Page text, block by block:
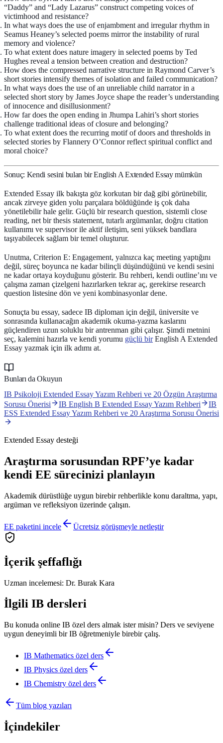
“Daddy” and “Lady Lazarus” construct competing voices of
victimhood and resistance?
In what ways does the use of enjambment and irregular rhythm in
Seamus Heaney’s selected poems mirror the instability of rural
memory and violence?
To what extent does nature imagery in selected poems by Ted
Hughes reveal a tension between creation and destruction?
How does the compressed narrative structure in Raymond Carver’s
short stories intensify themes of isolation and failed communication?
In what ways does the use of an unreliable child narrator in a
selected short story by James Joyce shape the reader’s understanding
of innocence and disillusionment?
How far does the open ending in Jhumpa Lahiri’s short stories
challenge traditional ideas of closure and belonging?
To what extent does the recurring motif of doors and thresholds in
selected stories by Flannery O’Connor reflect spiritual conflict and
moral choice?
Sonuç: Kendi sesini bulan bir English A Extended Essay mümkün
Extended Essay ilk bakışta göz korkutan bir dağ gibi görünebilir,
ancak zirveye giden yolu parçalara böldüğünde iş çok daha
yönetilebilir hale gelir. Güçlü birresearch question, sistemli close
reading, net bir thesis statement, tutarlı argümanlar, doğru citation
kullanımı ve supervisor ile aktif iletişim, seni yüksek bandlara
taşıyabilecek sağlam bir temel oluşturur.
Unutma, Criterion E: Engagement, yalnızca kaç meeting yaptığını
değil, süreç boyunca ne kadar bilinçli düşündüğünü ve kendi sesini
ne kadar ortaya koyduğunu gösterir. Bu rehberi, kendi outline’ını ve
çalışma zaman çizelgeni hazırlarken tekrar aç, gerekirse research
question listesine dön ve yeni kombinasyonlar dene.
Sonuçta bu essay, sadece IB diploman için değil, üniversite ve
sonrasında kullanacağın akademik okuma-yazma kaslarını
güçlendiren uzun soluklu bir antrenman gibi çalışır. Şimdi metnini
seç, kalemini hazırla ve kendi yorumu güçlü birEnglish A Extended
Essay yazmak için ilk adımı at.
Bunları da Okuyun
IB Psikoloji Extended Essay Yazım Rehberi ve 20 Özgün Araştırma
Sorusu Önerisi
IB English B Extended Essay Yazım Rehberi
IB
ESS Extended Essay Yazım Rehberi ve 20 Araştırma Sorusu Önerisi
Extended Essay desteği
Araştırma sorusundan RPF’ye kadar
kendi EE sürecinizi planlayın
Akademik dürüstlüğe uygun birebir rehberlikle konu daraltma, yapı,
argüman ve refleksiyon üzerinde çalışın.
EE paketini incele Ücretsiz görüşmeyle netleştir
İçerik şeffaflığı
Uzman incelemesi: Dr. Burak Kara
İlgili IB dersleri
Bu konuda online IB özel ders almak ister misin? Ders ve seviyene
uygun deneyimli bir IB öğretmeniyle birebir çalış.
IB Mathematics özel ders
IB Physics özel ders
IB Chemistry özel ders
Tüm blog yazıları
İçindekiler